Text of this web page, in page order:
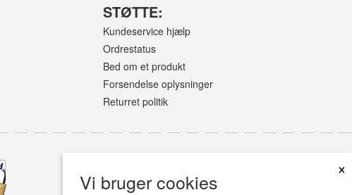
Vi bruger cookies
×
STØTTE:
Kundeservice hjælp
Ordrestatus
Bed om et produkt
Forsendelse oplysninger
Returret politik